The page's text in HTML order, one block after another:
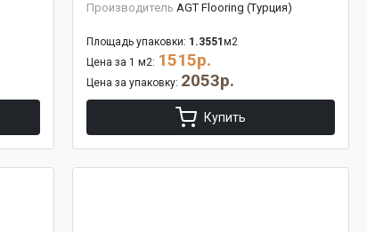
Производитель AGT Flooring (Турция)
Площадь упаковки: 1.3551 м2
Цена за 1 м2: 1515р.
Цена за упаковку: 2053р.
Купить